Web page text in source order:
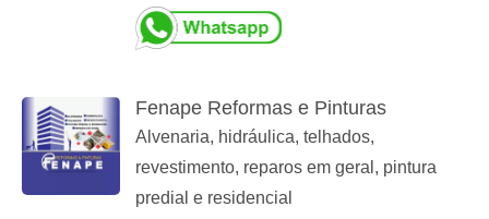
Fenape Reformas e Pinturas
Alvenaria, hidráulica, telhados,
revestimento, reparos em geral, pintura
predial e residencial